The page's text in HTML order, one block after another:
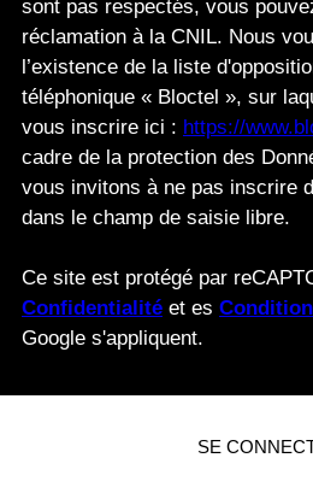
sont pas respectés, vous
réclamation à la CNIL. Nous
l’existence de la liste
téléphonique « Bloctel », sur
vous inscrire ici : https://
cadre de la protection des
vous invitons à ne pas inscrire
dans le champ de saisie libre.
Ce site est protégé par
Confidentialité et es
Google s'appliquent.
SE